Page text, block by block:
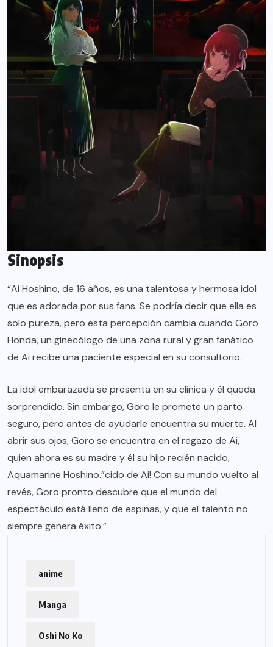
Sinopsis
“Ai Hoshino, de 16 años, es una talentosa y hermosa idol
que es adorada por sus fans. Se podría decir que ella es
solo pureza, pero esta percepción cambia cuando Goro
Honda, un ginecólogo de una zona rural y gran fanático
de Ai recibe una paciente especial en su consultorio.
La idol embarazada se presenta en su clínica y él queda
sorprendido. Sin embargo, Goro le promete un parto
seguro, pero antes de ayudarle encuentra su muerte. Al
abrir sus ojos, Goro se encuentra en el regazo de Ai,
quien ahora es su madre y él su hijo recién nacido,
Aquamarine Hoshino.”cido de Ai! Con su mundo vuelto al
revés, Goro pronto descubre que el mundo del
espectáculo está lleno de espinas, y que el talento no
siempre genera éxito.”
anime
Manga
Oshi No Ko